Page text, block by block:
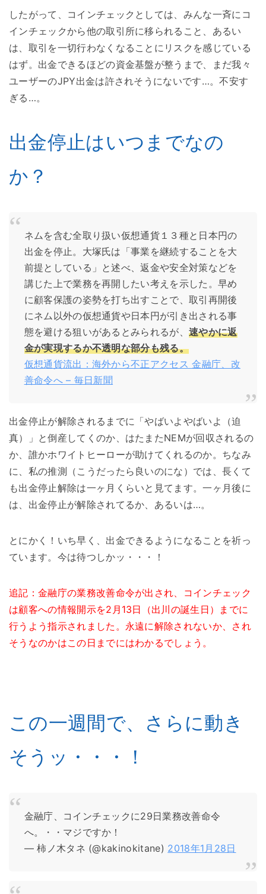
したがって、コインチェックとしては、みんな一斉にコ
インチェックから他の取引所に移られること、あるい
は、取引を一切行わなくなることにリスクを感じている
はず。出金できるほどの資金基盤が整うまで、まだ我々
ユーザーのJPY出金は許されそうにないです…。不安す
ぎる…。
出金停止はいつまでなの
か？
ネムを含む全取り扱い仮想通貨１３種と日本円の
出金を停止。大塚氏は「事業を継続することを大
前提としている」と述べ、返金や安全対策などを
講じた上で業務を再開したい考えを示した。早め
に顧客保護の姿勢を打ち出すことで、取引再開後
にネム以外の仮想通貨や日本円が引き出される事
態を避ける狙いがあるとみられるが、速やかに返
金が実現するか不透明な部分も残る。
仮想通貨流出：海外から不正アクセス 金融庁、改
善命令へ – 毎日新聞
出金停止が解除されるまでに「やばいよやばいよ（迫
真）」と倒産してくのか、はたまたNEMが回収されるの
か、誰かホワイトヒーローが助けてくれるのか。ちなみ
に、私の推測（こうだったら良いのにな）では、長くて
も出金停止解除は一ヶ月くらいと見てます。一ヶ月後に
は、出金停止が解除されてるか、あるいは…。
とにかく！いち早く、出金できるようになることを祈っ
ています。今は待つしかッ・・・！
追記：金融庁の業務改善命令が出され、コインチェック
は顧客への情報開示を2月13日（出川の誕生日）までに
行うよう指示されました。永遠に解除されないか、され
そうなのかはこの日までにはわかるでしょう。
この一週間で、さらに動き
そうッ・・・！
金融庁、コインチェックに29日業務改善命令
へ。・・マジですか！
— 柿ノ木タネ (@kakinokitane) 2018年1月28日